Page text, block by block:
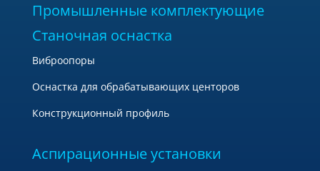
Промышленные комплектующие
Станочная оснастка
Виброопоры
Оснастка для обрабатывающих центоров
Конструкционный профиль
Аспирационные установки